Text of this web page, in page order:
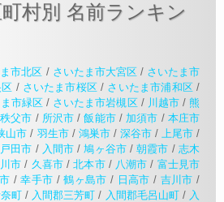
村別 名前ランキン
市北区 / さいたま市大宮区/ さいたま市
/ さいたま市桜区 / さいたま市浦和区/
市緑区 / さいたま市岩槻区/ 川越市/熊
秩父市 / 所沢市 /飯能市/ 加須市 / 本庄市
山市 / 羽生市/ 鴻巣市/ 深谷市/ 上尾市 /
戸田市 / 入間市 /鳩ヶ谷市/朝霞市 / 志木
市 / 久喜市/北本市/ 八潮市 / 富士見市
/幸手市 /鶴ヶ島市 / 日高市 / 吉川市 /
町/ 入間郡三芳町 / 入間郡毛呂山町/ 入